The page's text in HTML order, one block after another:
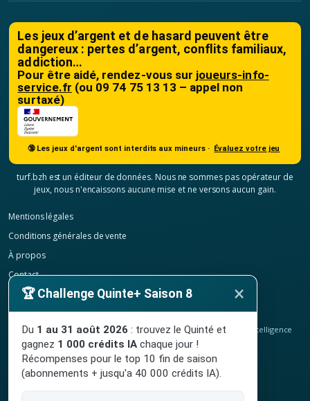
Les jeux d’argent et de hasard peuvent être
dangereux : pertes d’argent, conflits familiaux,
addiction…
Pour être aidé, rendez-vous sur joueurs-info-
service.fr (ou 09 74 75 13 13 – appel non
surtaxé)
🔞 Les jeux d'argent sont interdits aux mineurs · Évaluez votre jeu
turf.bzh est un éditeur de données. Nous ne sommes pas opérateur de
jeux, nous n'encaissons aucune mise et ne versons aucun gain.
Mentions légales
Conditions générales de vente
À propos
Contact
Confidentialité
Résilier mon abonnement
© 2020-2026 TURF.bzh, analyses hippiques, classement ELO et intelligence
artificielle.
Site indépendant, sans lien avec le PMU. Jeu interdit aux mineurs.
🏆 Challenge Quinte+ Saison 8 ×
Du 1 au 31 août 2026 : trouvez le Quinté et
gagnez 1 000 crédits IA chaque jour !
Récompenses pour le top 10 fin de saison
(abonnements + jusqu'a 40 000 crédits IA).